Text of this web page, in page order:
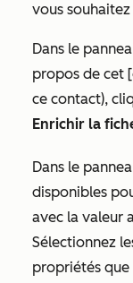
vous souhaitez
Dans le
propos de cet
ce contact),
Enrichir la
Dans le
disponibles
avec la valeur
Sélectionnez
propriétés que